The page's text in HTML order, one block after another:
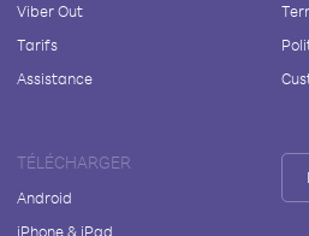
Viber Out
Tarifs
Assistance
TÉLÉCHARGER
Android
iPhone & iPad